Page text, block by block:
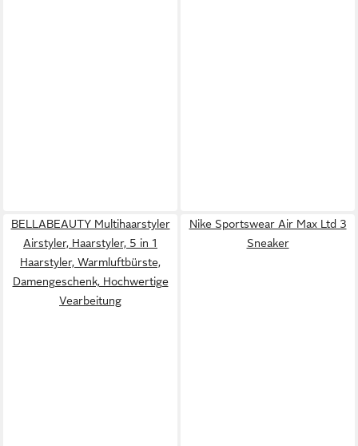
BELLABEAUTY Multihaarstyler
Airstyler, Haarstyler, 5 in 1
Haarstyler, Warmluftbürste,
Damengeschenk, Hochwertige
Vearbeitung
Nike Sportswear Air Max Ltd 3
Sneaker